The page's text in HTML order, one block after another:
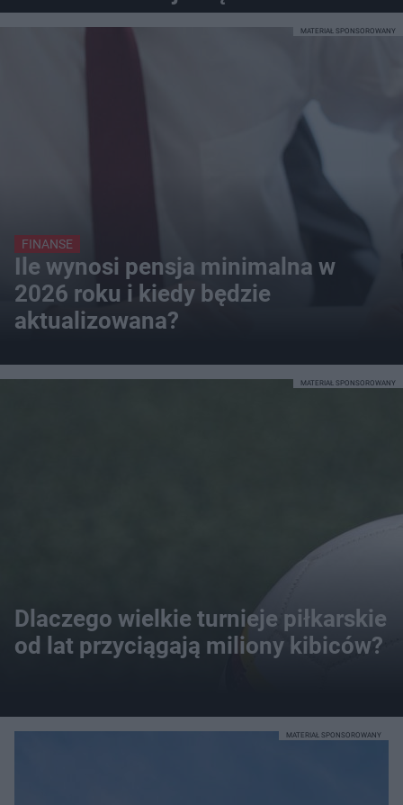
FINANSE
Ile wynosi pensja minimalna w
2026 roku i kiedy będzie
aktualizowana?
MATERIAŁ SPONSOROWANY
Dlaczego wielkie turnieje piłkarskie
od lat przyciągają miliony kibiców?
MATERIAŁ SPONSOROWANY
MATERIAŁ SPONSOROWANY